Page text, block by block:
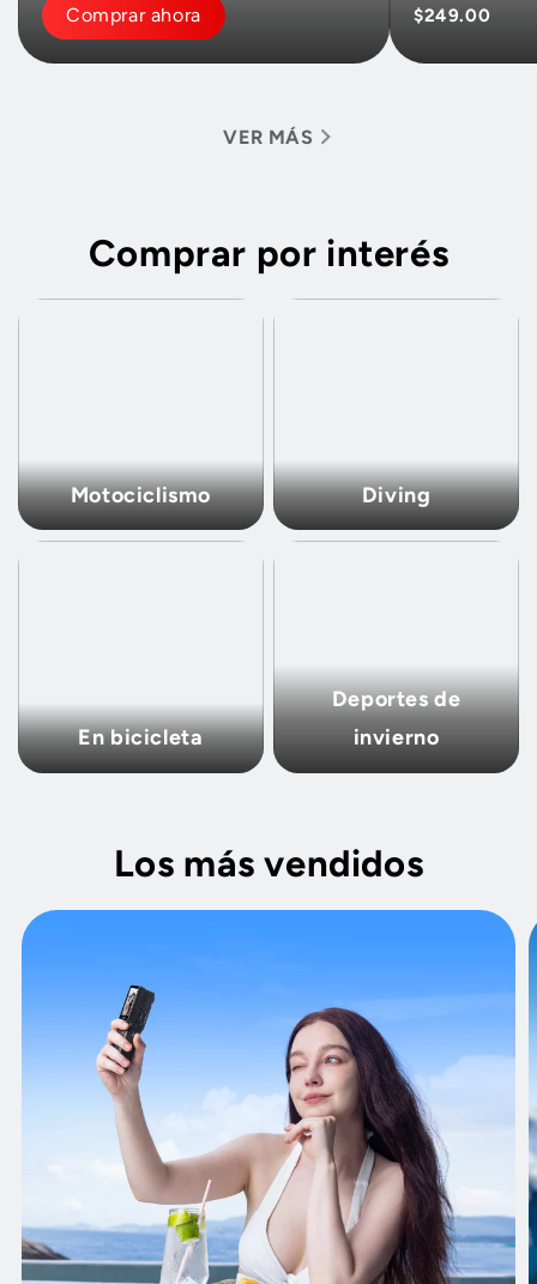
Comprar ahora $249.00
VER MÁS
Comprar por interés
Motociclismo Diving
En bicicleta
Deportes de
invierno
Los más vendidos